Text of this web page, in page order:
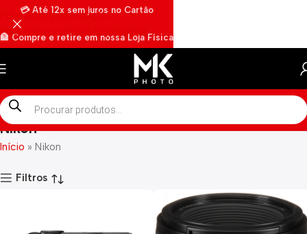
Pular para a navegação
Pular para o conteúdo principal
Nikon
Início » Nikon
Filtros
💳 Até 12x sem juros no Cartão
🏦 Compre e retire em nossa Loja Física
🏍️ Envios rápidos por Motoboy